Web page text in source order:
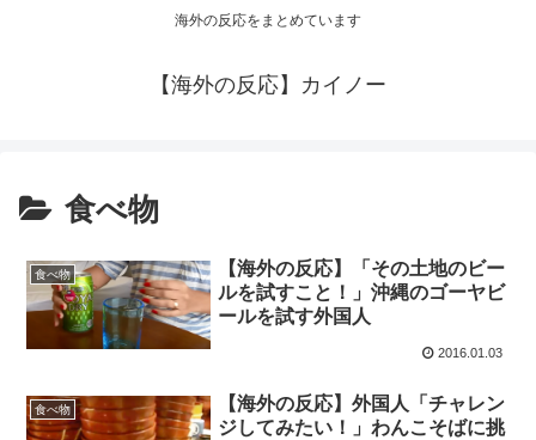
海外の反応をまとめています
【海外の反応】カイノー
食べ物
食べ物
【海外の反応】「その土地のビー
ルを試すこと！」沖縄のゴーヤビ
ールを試す外国人
2016.01.03
食べ物
【海外の反応】外国人「チャレン
ジしてみたい！」わんこそばに挑